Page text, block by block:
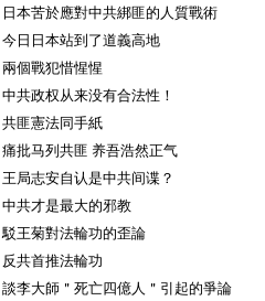
日本苦於應對中共綁匪的人質戰術
今日日本站到了道義高地
兩個戰犯惜惺惺
中共政权从来没有合法性！
共匪憲法同手紙
痛批马列共匪 养吾浩然正气
王局志安自认是中共间谍？
中共才是最大的邪教
駁王菊對法輪功的歪論
反共首推法輪功
談李大師＂死亡四億人＂引起的爭論